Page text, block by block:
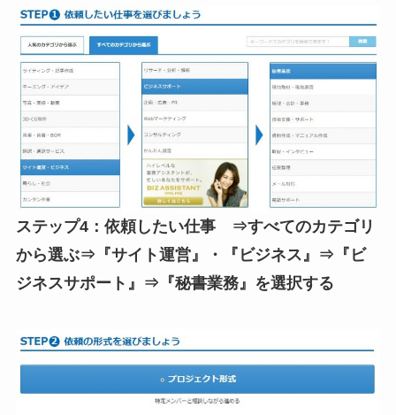
ステップ4：依頼したい仕事 ⇒すべてのカテゴリ
から選ぶ⇒『サイト運営』・『ビジネス』⇒『ビ
ジネスサポート』⇒『秘書業務』を選択する